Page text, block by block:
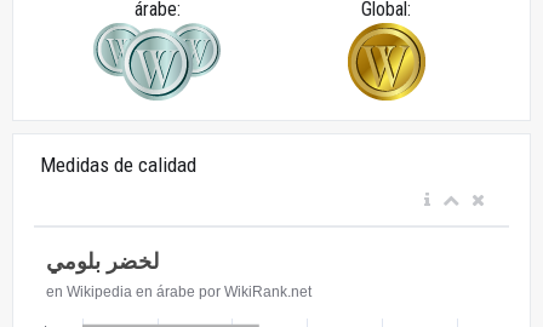
árabe:
Global:
Medidas de calidad